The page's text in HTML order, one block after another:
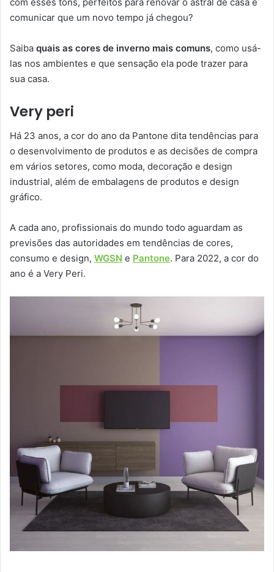
comunicar que um novo tempo já chegou?
Saiba quais as cores de inverno mais comuns, como usá-
las nos ambientes e que sensação ela pode trazer para
sua casa.
Very peri
Há 23 anos, a cor do ano da Pantone dita tendências para
o desenvolvimento de produtos e as decisões de compra
em vários setores, como moda, decoração e design
industrial, além de embalagens de produtos e design
gráfico.
A cada ano, profissionais do mundo todo aguardam as
previsões das autoridades em tendências de cores,
consumo e design, WGSN e Pantone. Para 2022, a cor do
ano é a Very Peri.